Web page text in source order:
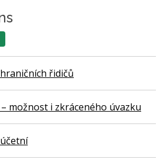
řidičů
možnost i zkráceného úvazku